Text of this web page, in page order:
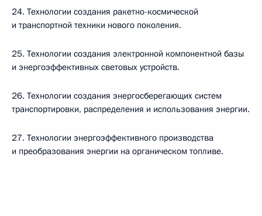
24. Технологии создания ракетно-космической
и транспортной техники нового поколения.
25. Технологии создания электронной компонентной базы
и энергоэффективных световых устройств.
26. Технологии создания энергосберегающих систем
транспортировки, распределения и использования энергии.
27. Технологии энергоэффективного производства
и преобразования энергии на органическом топливе.